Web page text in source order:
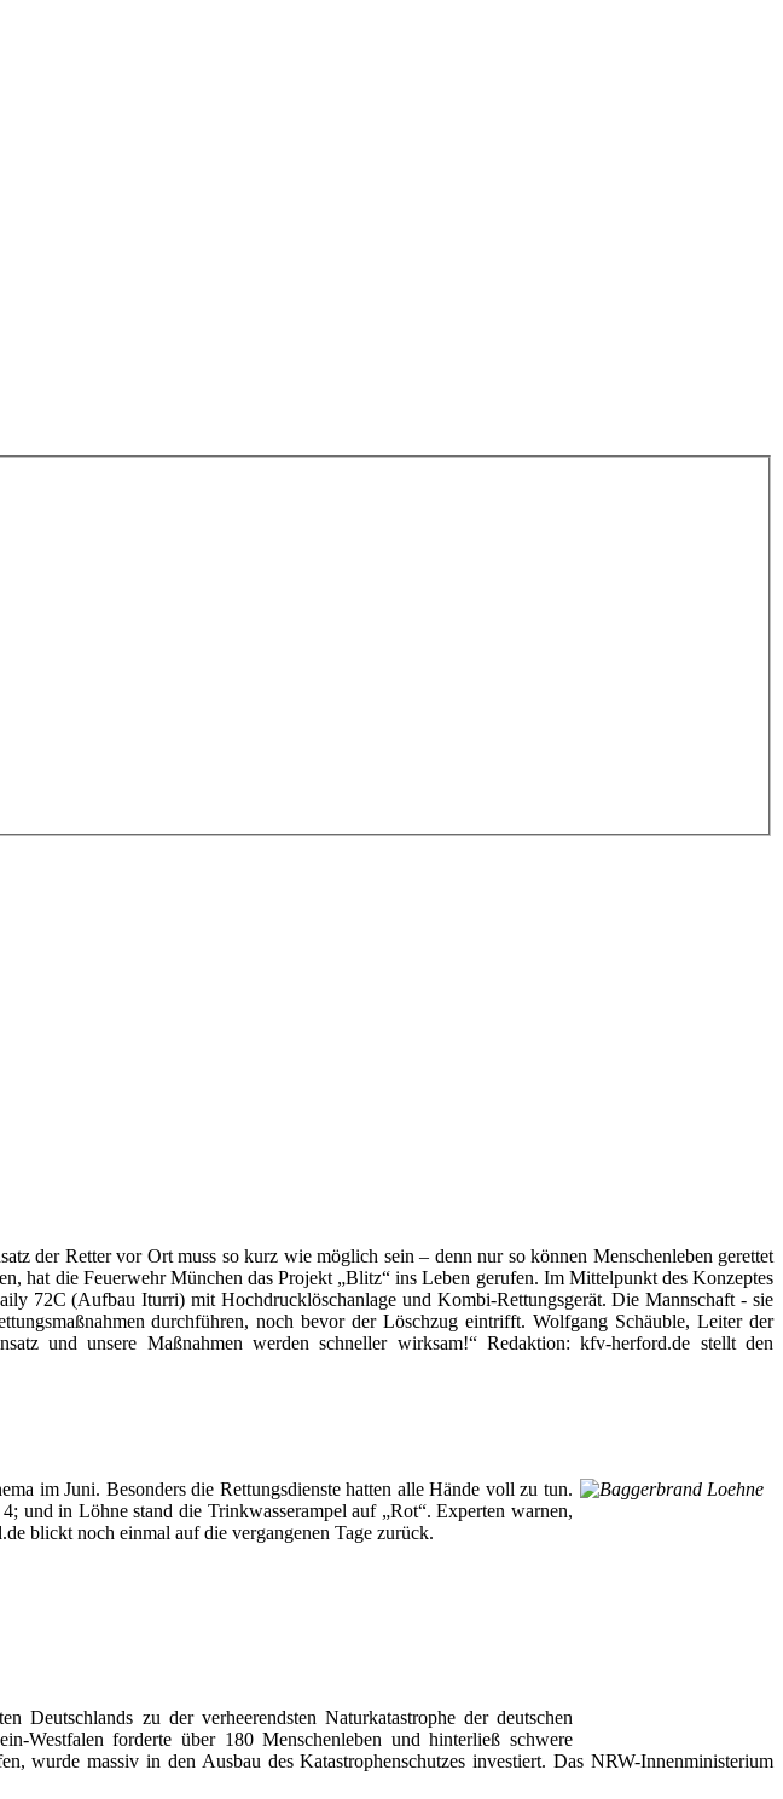
der Retter vor Ort muss so kurz wie möglich sein – denn nur so können Menschenleben gerettet
hat die Feuerwehr München das Projekt „Blitz“ ins Leben gerufen. Im Mittelpunkt des Konzeptes
72C (Aufbau Iturri) mit Hochdrucklöschanlage und Kombi-Rettungsgerät. Die Mannschaft - sie
durchführen, noch bevor der Löschzug eintrifft. Wolfgang Schäuble, Leiter der
und unsere Maßnahmen werden schneller wirksam!“ Redaktion: kfv-herford.de stellt den
im Juni. Besonders die Rettungsdienste hatten alle Hände voll zu tun.
und in Löhne stand die Trinkwasserampel auf „Rot“. Experten warnen,
blickt noch einmal auf die vergangenen Tage zurück.
zu der verheerendsten Naturkatastrophe der deutschen
Westfalen forderte über 180 Menschenleben und hinterließ schwere
wurde massiv in den Ausbau des Katastrophenschutzes investiert. Das NRW-Innenministerium